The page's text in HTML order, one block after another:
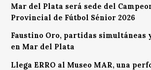
Mar del Plata será sede del
Provincial de Fútbol Sénior 2026
Faustino Oro, partidas simultáneas
en Mar del Plata
Llega ERRO al Museo MAR, una